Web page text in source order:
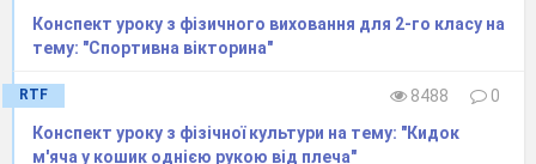
Конспект уроку з фізичного виховання для 2-го класу на
тему: "Спортивна вікторина"
RTF 8488
0
Конспект уроку з фізічної культури на тему: "Кидок
м'яча у кошик однiєю рукою вiд плеча"